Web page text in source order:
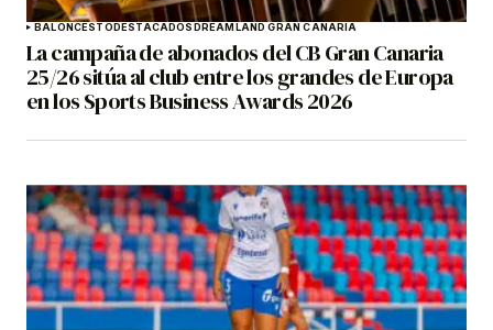
BALONCESTODESTACADOSDREAMLAND GRAN CANARIA
La campaña de abonados del CB Gran Canaria
25/26 sitúa al club entre los grandes de Europa
en los Sports Business Awards 2026